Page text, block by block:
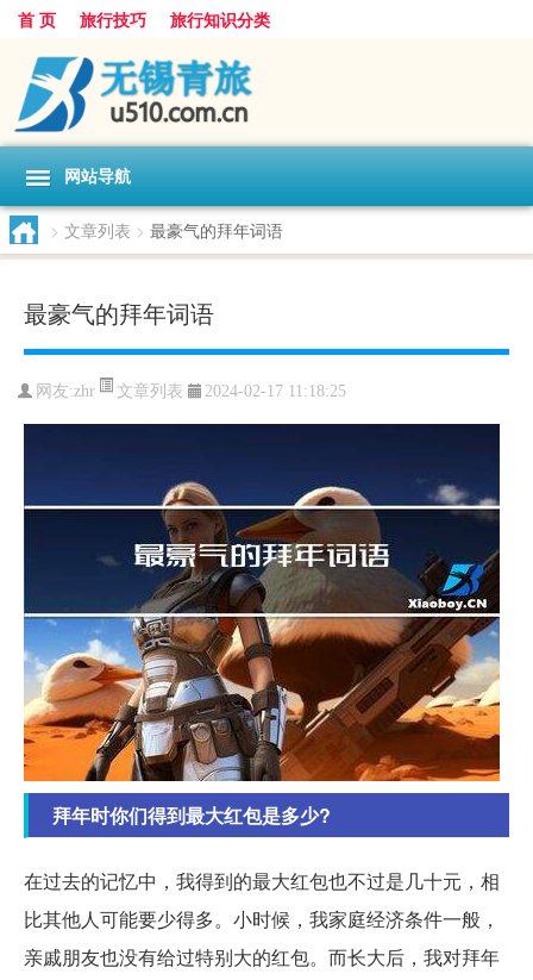
首 页 旅行技巧 旅行知识分类
网站导航
> 文章列表 > 最豪气的拜年词语
最豪气的拜年词语
网友:zhr 文章列表 2024-02-17 11:18:25
拜年时你们得到最大红包是多少?
在过去的记忆中，我得到的最大红包也不过是几十元，相
比其他人可能要少得多。小时候，我家庭经济条件一般，
亲戚朋友也没有给过特别大的红包。而长大后，我对拜年